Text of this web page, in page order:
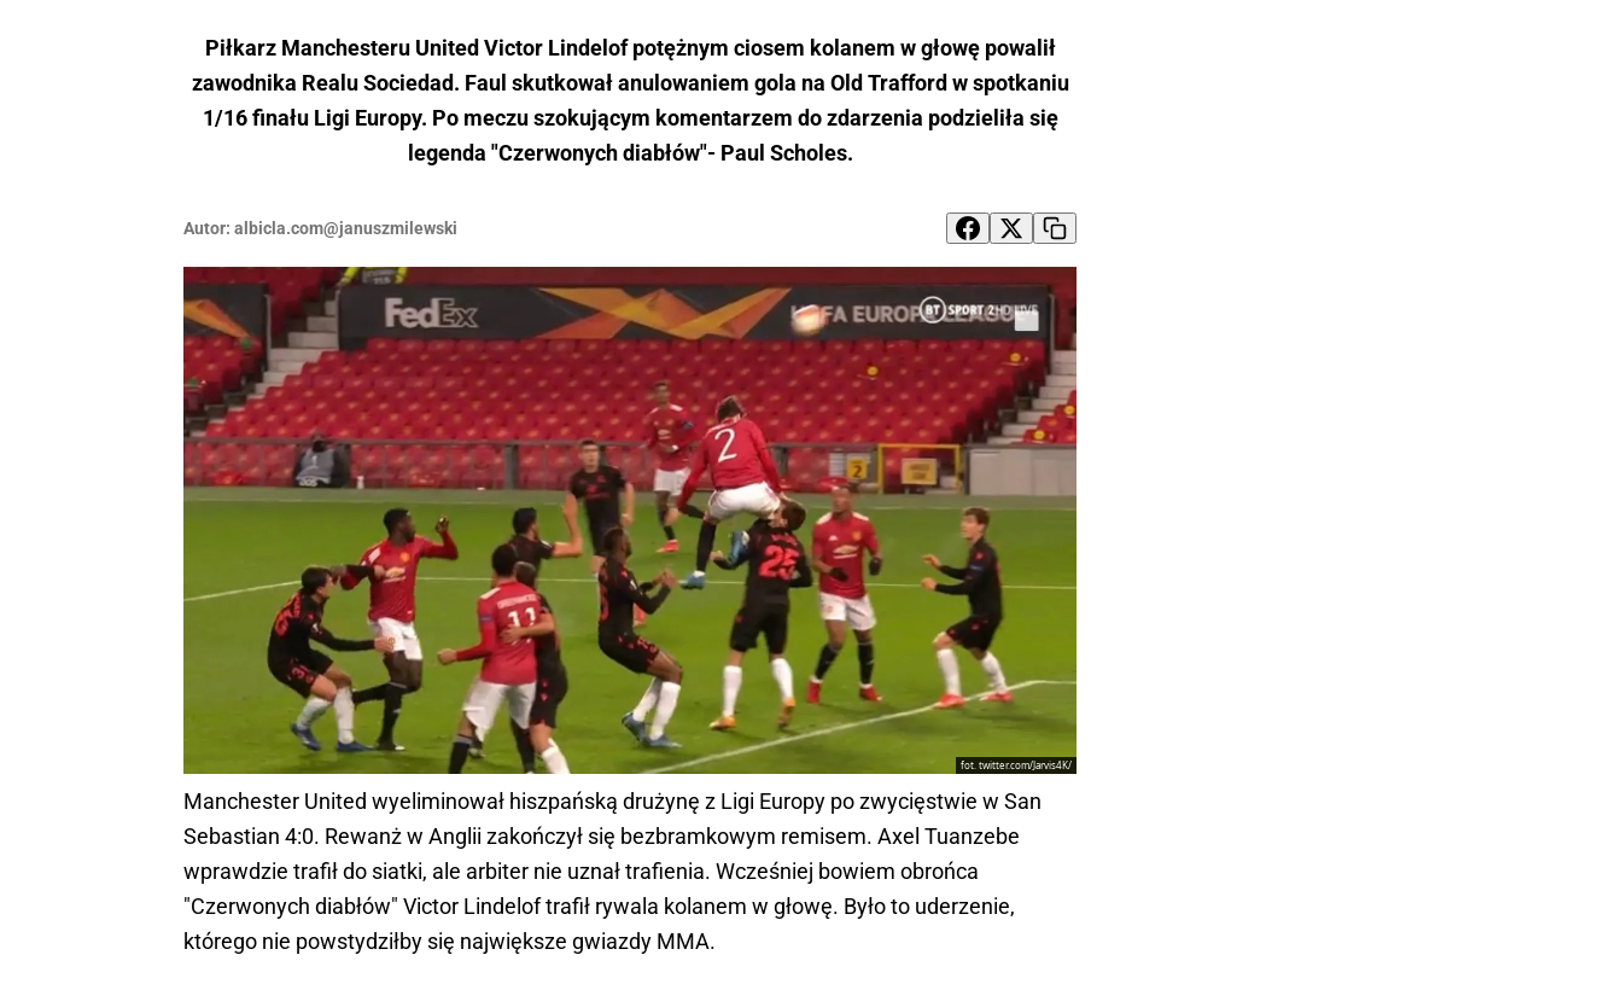
Piłkarz Manchesteru United Victor Lindelof potężnym ciosem kolanem w głowę powalił
zawodnika Realu Sociedad. Faul skutkował anulowaniem gola na Old Trafford w spotkaniu
1/16 finału Ligi Europy. Po meczu szokującym komentarzem do zdarzenia podzieliła się
legenda "Czerwonych diabłów"- Paul Scholes.
Autor: albicla.com@januszmilewski
fot. twitter.com/Jarvis4K/
Manchester United wyeliminował hiszpańską drużynę z Ligi Europy po zwycięstwie w San
Sebastian 4:0. Rewanż w Anglii zakończył się bezbramkowym remisem. Axel Tuanzebe
wprawdzie trafił do siatki, ale arbiter nie uznał trafienia. Wcześniej bowiem obrońca
"Czerwonych diabłów" Victor Lindelof trafił rywala kolanem w głowę. Było to uderzenie,
którego nie powstydziłby się największe gwiazdy MMA.